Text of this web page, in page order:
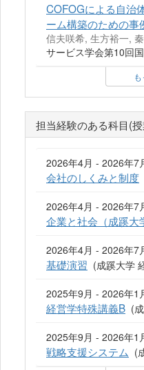
COFOGによる自治
ーム構築のための事
信夫咲希, 生方裕一,
サービス学会第10回
担当経験のある科目(
2026年4月 - 2026年7
会社のしくみと制度
2026年4月 - 2026年7
企業と社会（成蹊大
2026年4月 - 2026年7
基礎演習 (成蹊大学
2025年9月 - 2026年1
経営学特殊講義B (
2025年9月 - 2026年1
戦略支援システム (